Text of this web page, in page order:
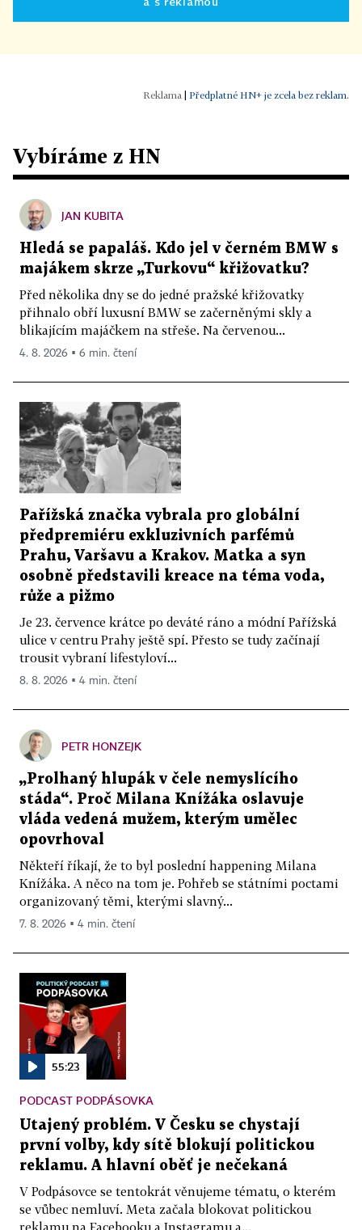
Předplatné HN+ je zcela bez reklam.
Vybíráme z HN
JAN KUBITA
Hledá se papaláš. Kdo jel v černém BMW s
majákem skrze „Turkovu“ křižovatku?
Před několika dny se do jedné pražské křižovatky
přihnalo obří luxusní BMW se začerněnými skly a
blikajícím majáčkem na střeše. Na červenou...
4. 8. 2026 ▪ 6 min. čtení
Pařížská značka vybrala pro globální
předpremiéru exkluzivních parfémů
Prahu, Varšavu a Krakov. Matka a syn
osobně představili kreace na téma voda,
růže a pižmo
Je 23. července krátce po deváté ráno a módní Pařížská
ulice v centru Prahy ještě spí. Přesto se tudy začínají
trousit vybraní lifestyloví...
8. 8. 2026 ▪ 4 min. čtení
PETR HONZEJK
„Prolhaný hlupák v čele nemyslícího
stáda“. Proč Milana Knížáka oslavuje
vláda vedená mužem, kterým umělec
opovrhoval
Někteří říkají, že to byl poslední happening Milana
Knížáka. A něco na tom je. Pohřeb se státními poctami
organizovaný těmi, kterými slavný...
7. 8. 2026 ▪ 4 min. čtení
55:23
PODCAST PODPÁSOVKA
Utajený problém. V Česku se chystají
první volby, kdy sítě blokují politickou
reklamu. A hlavní oběť je nečekaná
V Podpásovce se tentokrát věnujeme tématu, o kterém
se vůbec nemluví. Meta začala blokovat politickou
reklamu na Facebooku a Instagramu a...